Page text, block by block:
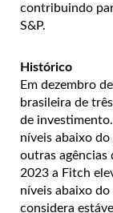
contribuindo
S&P.
Histórico
Em dezembro
brasileira de
de
níveis abaixo
outras agências
2023 a Fitch
níveis abaixo
considera